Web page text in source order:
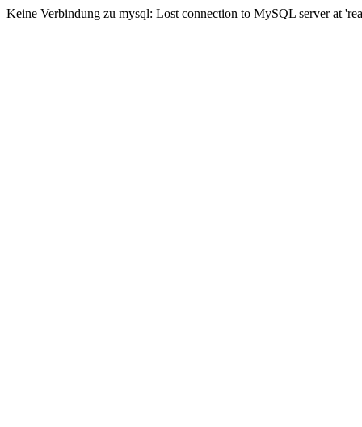
Keine Verbindung zu mysql: Lost connection to MySQL server at